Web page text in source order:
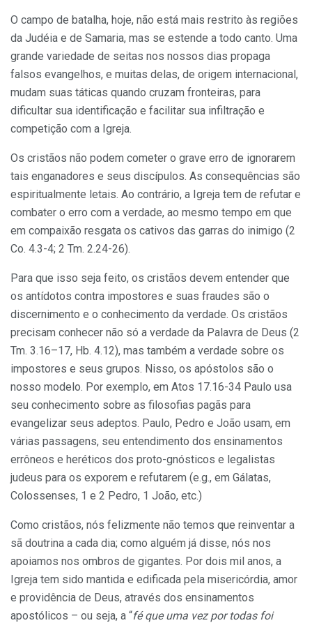
O campo de batalha, hoje, não está mais restrito às regiões
da Judéia e de Samaria, mas se estende a todo canto. Uma
grande variedade de seitas nos nossos dias propaga
falsos evangelhos, e muitas delas, de origem internacional,
mudam suas táticas quando cruzam fronteiras, para
dificultar sua identificação e facilitar sua infiltração e
competição com a Igreja.
Os cristãos não podem cometer o grave erro de ignorarem
tais enganadores e seus discípulos. As consequências são
espiritualmente letais. Ao contrário, a Igreja tem de refutar e
combater o erro com a verdade, ao mesmo tempo em que
em compaixão resgata os cativos das garras do inimigo (2
Co. 4.3-4; 2 Tm. 2.24-26).
Para que isso seja feito, os cristãos devem entender que
os antídotos contra impostores e suas fraudes são o
discernimento e o conhecimento da verdade. Os cristãos
precisam conhecer não só a verdade da Palavra de Deus (2
Tm. 3.16–17, Hb. 4.12), mas também a verdade sobre os
impostores e seus grupos. Nisso, os apóstolos são o
nosso modelo. Por exemplo, em Atos 17.16-34 Paulo usa
seu conhecimento sobre as filosofias pagãs para
evangelizar seus adeptos. Paulo, Pedro e João usam, em
várias passagens, seu entendimento dos ensinamentos
errôneos e heréticos dos proto-gnósticos e legalistas
judeus para os exporem e refutarem (e.g., em Gálatas,
Colossenses, 1 e 2 Pedro, 1 João, etc.)
Como cristãos, nós felizmente não temos que reinventar a
sã doutrina a cada dia; como alguém já disse, nós nos
apoiamos nos ombros de gigantes. Por dois mil anos, a
Igreja tem sido mantida e edificada pela misericórdia, amor
e providência de Deus, através dos ensinamentos
apostólicos – ou seja, a “fé que uma vez por todas foi